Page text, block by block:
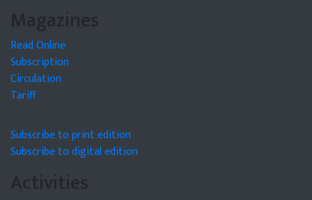
Magazines
Read Online
Subscription
Circulation
Tariff
Subscribe to print edition
Subscribe to digital edition
Activities